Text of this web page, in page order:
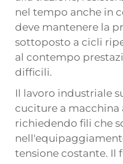
nel tempo anche in
deve mantenere la
sottoposto a cicli
al contempo
difficili.
Il lavoro industriale
cuciture a macchina
richiedendo fili che
tensione costante. Il